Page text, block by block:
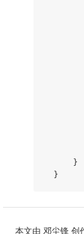
      }
  }
本文由 邓尘锋 创